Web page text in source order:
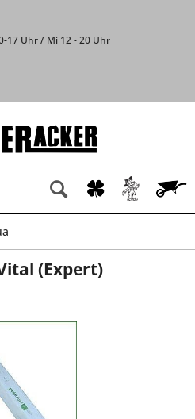
17 Uhr / Mi 12 - 20 Uhr
(Expert)